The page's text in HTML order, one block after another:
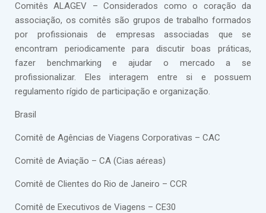
Comitês ALAGEV – Considerados como o coração da
associação, os comitês são grupos de trabalho formados
por profissionais de empresas associadas que se
encontram periodicamente para discutir boas práticas,
fazer benchmarking e ajudar o mercado a se
profissionalizar. Eles interagem entre si e possuem
regulamento rígido de participação e organização.
Brasil
Comitê de Agências de Viagens Corporativas – CAC
Comitê de Aviação – CA (Cias aéreas)
Comitê de Clientes do Rio de Janeiro – CCR
Comitê de Executivos de Viagens – CE30